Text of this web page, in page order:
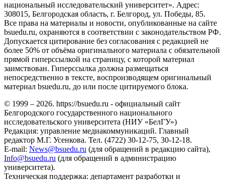
национальный исследовательский университет». Адрес:
308015, Белгородская область, г. Белгород, ул. Победы, 85.
Все права на материалы и новости, опубликованные на сайте
bsuedu.ru, охраняются в соответствии с законодательством РФ.
Допускается цитирование без согласования с редакцией не
более 50% от объёма оригинального материала с обязательной
прямой гиперссылкой на страницу, с которой материал
заимствован. Гиперссылка должна размещаться
непосредственно в тексте, воспроизводящем оригинальный
материал bsuedu.ru, до или после цитируемого блока.
© 1999 – 2026. https://bsuedu.ru - официальный сайт
Белгородского государственного национального
исследовательского университета (НИУ «БелГУ»)
Редакция: управление медиакоммуникаций. Главный
редактор М.Г. Усенкова. Тел. (4722) 30-12-75, 30-12-18.
E-mail: News@bsuedu.ru (для обращений в редакцию сайта),
Info@bsuedu.ru (для обращений в администрацию
университета).
Техническая поддержка: департамент разработки и